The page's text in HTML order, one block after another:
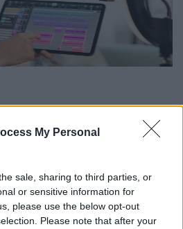
My Personal
sale, sharing to third parties, or
or sensitive information for
please use the below opt-out
Please note that after your
του Facebook για
το Creator Studio ως αυτόνομη